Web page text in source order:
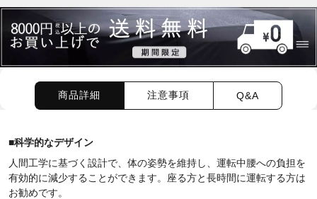
商品詳細 注意事項 Q&A
■科学的なデザイン
人間工学に基づく設計で、体の姿勢を維持し、運転中腰への負担を
有効的に減少することができます。座る方と長時間に運転する方は
お勧めです。